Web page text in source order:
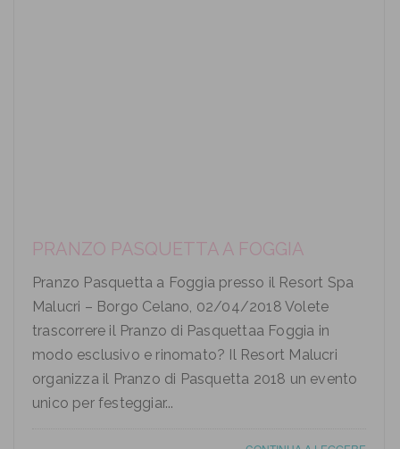
PRANZO PASQUETTA A FOGGIA
Pranzo Pasquetta a Foggia presso il Resort Spa
Malucri – Borgo Celano, 02/04/2018 Volete
trascorrere il Pranzo di Pasquettaa Foggia in
modo esclusivo e rinomato? Il Resort Malucri
organizza il Pranzo di Pasquetta 2018 un evento
unico per festeggiar...